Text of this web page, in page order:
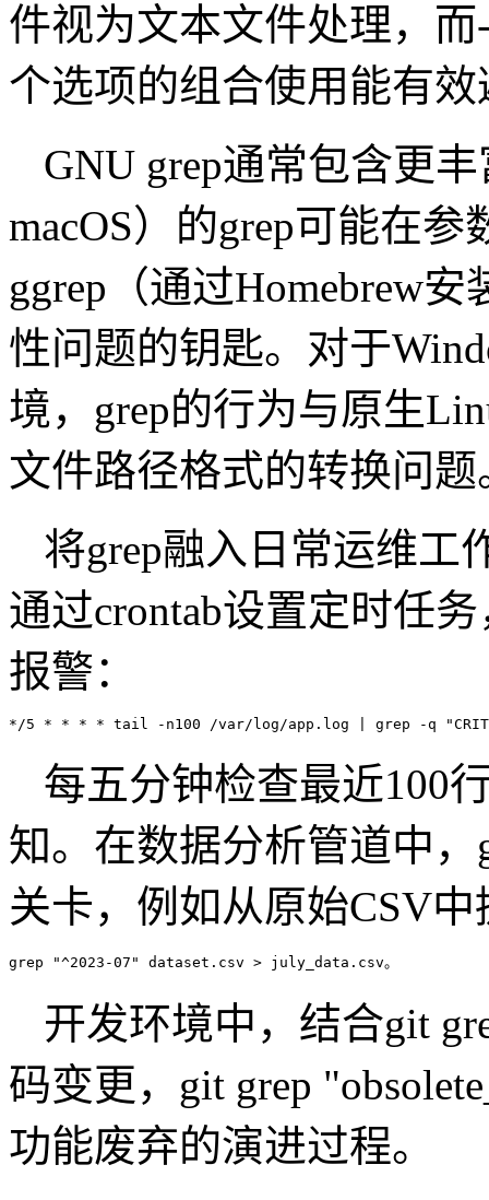
件视为文本文件处理，
个选项的组合使用能有
GNU grep通常包含更
macOS）的grep可能在
ggrep（通过Homebrew
性问题的钥匙。对于
境，grep的行为与原生
文件路径格式的转换问
将grep融入日常运维工
通过crontab设置定时任
报警：
*/5 * * * * tail -n100 /var/log/app.log | grep -q
每五分钟检查最近100
知。在数据分析管道中
关卡，例如从原始CSV
grep "^2023-07" dataset.csv > july_data.csv。
开发环境中，结合git
码变更，git grep
功能废弃的演进过程。